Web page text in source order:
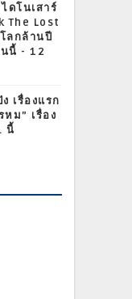
ดโนเสาร์
The Lost
ลกล้านปี
นี้ - 12
เรื่องแรก
ม” เรื่อง
นี้